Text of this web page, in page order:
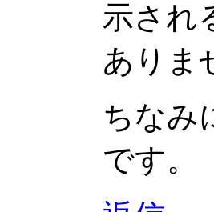
示され
ありま
ちなみ
です。